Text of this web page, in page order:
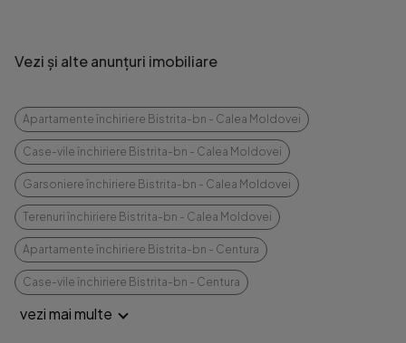
Vezi și alte anunțuri imobiliare
Apartamente închiriere Bistrita-bn - Calea Moldovei
Case-vile închiriere Bistrita-bn - Calea Moldovei
Garsoniere închiriere Bistrita-bn - Calea Moldovei
Terenuri închiriere Bistrita-bn - Calea Moldovei
Apartamente închiriere Bistrita-bn - Centura
Case-vile închiriere Bistrita-bn - Centura
vezi mai multe